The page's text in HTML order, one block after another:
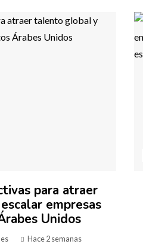
para atraer
empresas
Unidos
Hace 2 semanas